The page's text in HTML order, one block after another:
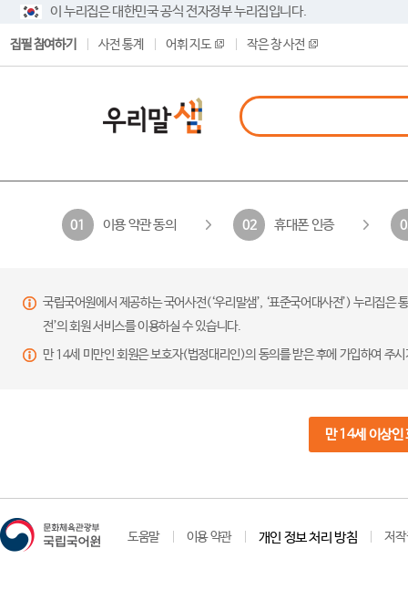
이 누리집은 대한민국 공식 전자정부 누리집입니다.
집필 참여하기 사전 통계 어휘 지도 작은 창 사전
01 이용 약관 동의 02 휴대폰 인증
국립국어원에서 제공하는 국어사전(‘우리말샘’, ‘표준국어대사전’) 누리집
전’의 회원 서비스를 이용하실 수 있습니다.
만 14세 미만인 회원은 보호자(법정대리인)의 동의를 받은 후에 가입하여 주
만 14세 이상인
도움말 이용 약관 개인 정보 처리 방침 저